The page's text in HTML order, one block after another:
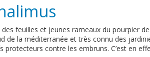
feuilles et jeunes rameaux du pourpier
de la méditerranée et très connu des
contre les embruns. C’est en